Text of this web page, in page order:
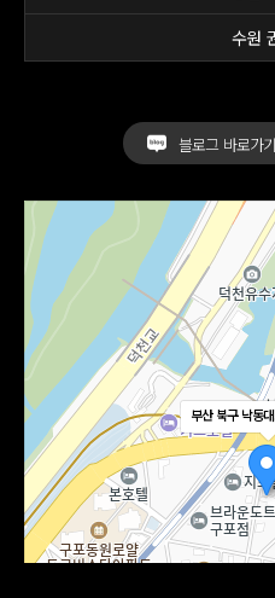
수원
블로그 바로가기
부산 북구 낙동